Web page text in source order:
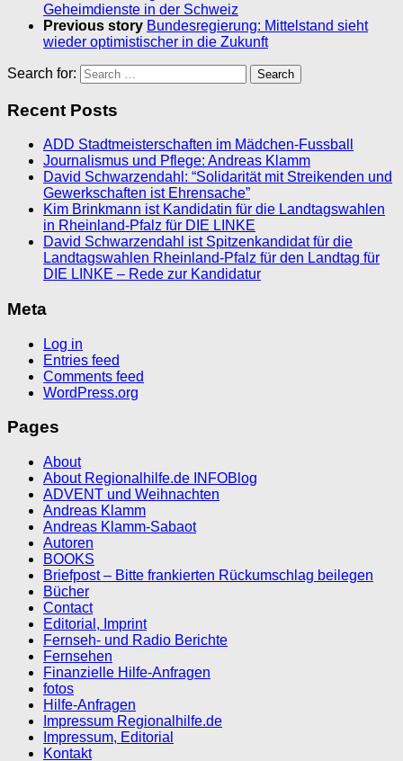
Geheimdienste in der Schweiz
Previous story Bundesregierung: Mittelstand sieht
wieder optimistischer in die Zukunft
Search for:
Recent Posts
ADD Stadtmeisterschaften im Mädchen-Fussball
Journalismus und Pflege: Andreas Klamm
David Schwarzendahl: “Solidarität mit Streikenden und
Gewerkschaften ist Ehrensache”
Kim Brinkmann ist Kandidatin für die Landtagswahlen
in Rheinland-Pfalz für DIE LINKE
David Schwarzendahl ist Spitzenkandidat für die
Landtagswahlen Rheinland-Pfalz für den Landtag für
DIE LINKE – Rede zur Kandidatur
Meta
Log in
Entries feed
Comments feed
WordPress.org
Pages
About
About Regionalhilfe.de INFOBlog
ADVENT und Weihnachten
Andreas Klamm
Andreas Klamm-Sabaot
Autoren
BOOKS
Briefpost – Bitte frankierten Rückumschlag beilegen
Bücher
Contact
Editorial, Imprint
Fernseh- und Radio Berichte
Fernsehen
Finanzielle Hilfe-Anfragen
fotos
Hilfe-Anfragen
Impressum Regionalhilfe.de
Impressum, Editorial
Kontakt